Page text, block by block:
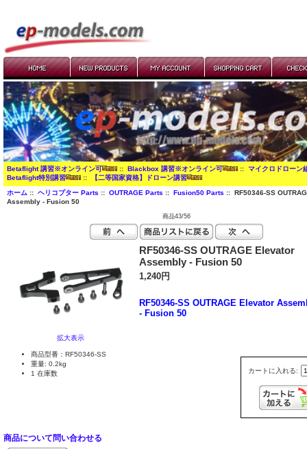
Betaflight 講習※オンライン可 :: Blackbox 講習※オンライン可 :: マイクロドローン
Betaflight特別講習
:: 【二等国家資格】ドローン講習
ホーム:: ヘリコプター Parts :: OUTRAGE Parts :: Fusion50 Parts :: RF50346-SS
Assembly - Fusion 50
商品43/56
拡大表示
RF50346-SS OUTRAGE Elevator
Assembly - Fusion 50
1,240円
RF50346-SS OUTRAGE Elevator
- Fusion 50
カートに入れる:
商品型番：RF50346-SS
重量: 0.2kg
1 在庫数
商品について問い合わせる